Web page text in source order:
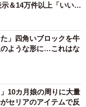
＆14万件以上「いい
」四角いブロックを牛
ような形に…これはな
10カ月娘の周りに大量
セリアのアイテムで反